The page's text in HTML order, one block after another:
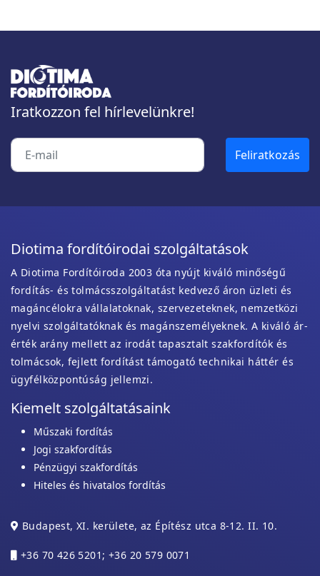
Iratkozzon fel hírlevelünkre!
Diotima fordítóirodai szolgáltatások
A Diotima Fordítóiroda 2003 óta nyújt kiváló minőségű
fordítás- és tolmácsszolgáltatást kedvező áron üzleti és
magáncélokra vállalatoknak, szervezeteknek, nemzetközi
nyelvi szolgáltatóknak és magánszemélyeknek. A kiváló ár-
érték arány mellett az irodát tapasztalt szakfordítók és
tolmácsok, fejlett fordítást támogató technikai háttér és
ügyfélközpontúság jellemzi.
Kiemelt szolgáltatásaink
Műszaki fordítás
Jogi szakfordítás
Pénzügyi szakfordítás
Hiteles és hivatalos fordítás
Budapest, XI. kerülete, az Építész utca 8-12. II. 10.
+36 70 426 5201; +36 20 579 0071